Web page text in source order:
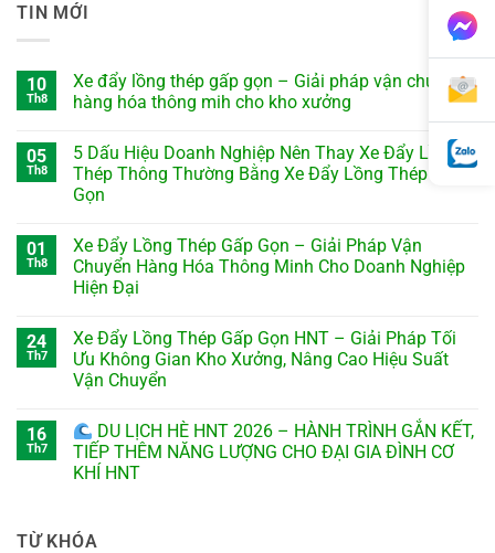
TIN MỚI
10
Th8
Xe đẩy lồng thép gấp gọn – Giải pháp vận chuyển
hàng hóa thông mih cho kho xưởng
05
Th8
5 Dấu Hiệu Doanh Nghiệp Nên Thay Xe Đẩy Lồng
Thép Thông Thường Bằng Xe Đẩy Lồng Thép Gấp
Gọn
01
Th8
Xe Đẩy Lồng Thép Gấp Gọn – Giải Pháp Vận
Chuyển Hàng Hóa Thông Minh Cho Doanh Nghiệp
Hiện Đại
24
Th7
Xe Đẩy Lồng Thép Gấp Gọn HNT – Giải Pháp Tối
Ưu Không Gian Kho Xưởng, Nâng Cao Hiệu Suất
Vận Chuyển
16
Th7
DU LỊCH HÈ HNT 2026 – HÀNH TRÌNH GẮN KẾT,
TIẾP THÊM NĂNG LƯỢNG CHO ĐẠI GIA ĐÌNH CƠ
KHÍ HNT
TỪ KHÓA